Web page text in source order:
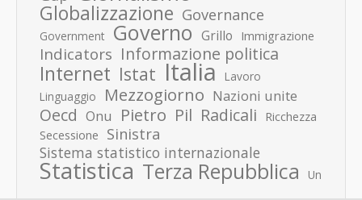
Globalizzazione Governance
Government Governo Grillo Immigrazione
Indicators Informazione politica
Internet Istat Italia
Lavoro
Linguaggio
Mezzogiorno Nazioni unite
Oecd Onu Pietro Pil Radicali Ricchezza
Secessione Sinistra
Sistema statistico internazionale
Statistica Terza Repubblica Un